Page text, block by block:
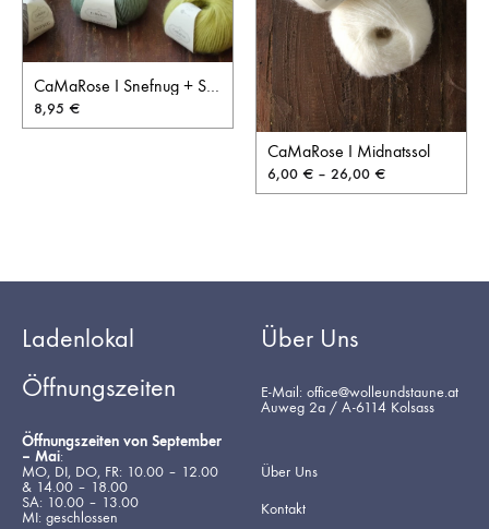
CaMaRose I Snefnug + Snefnug Natur
8,95 €
CaMaRose I Midnatssol
6,00 € – 26,00 €
Ladenlokal
Öffnungszeiten
Öffnungszeiten von September
– Mai:
MO, DI, DO, FR: 10.00 – 12.00
& 14.00 – 18.00
SA: 10.00 – 13.00
MI: geschlossen
Über Uns
E-Mail: office@wolleundstaune.at
Auweg 2a / A-6114 Kolsass
Über Uns
Kontakt